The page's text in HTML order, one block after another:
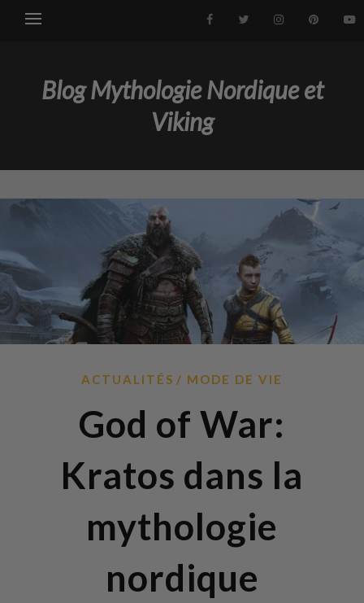
Blog Mythologie Nordique et
Viking
ACTUALITÉS MODE DE VIE
God of War:
Kratos dans la
mythologie
nordique